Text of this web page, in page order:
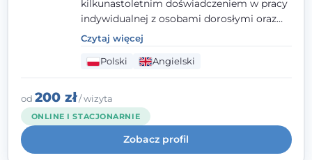
kilkunastoletnim doświadczeniem w pracy
indywidualnej z osobami dorosłymi oraz
parami. Specjalizuję się w obszarze zdrowia
seksualnego, żałoby, kryzysów życiowych i
wypalenia zawodowego. Pracuję w języku
polskim i angielskim, w podejściu
humanistycznym, opartym na
partnerstwie i podmiotowości klienta.
Czytaj więcej
Polski Angielski
od 200 zł/ wizyta
ONLINE I STACJONARNIE
Zobacz profil